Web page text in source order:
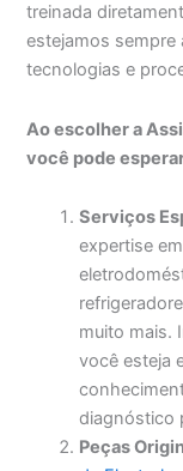
treinada
estejamos sempre
tecnologias e
Ao escolher a
você pode
Serviços
expertise
muito mais.
você esteja
diagnóstico
Peças